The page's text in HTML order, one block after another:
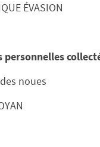
ÉVASION
personnelles
noues